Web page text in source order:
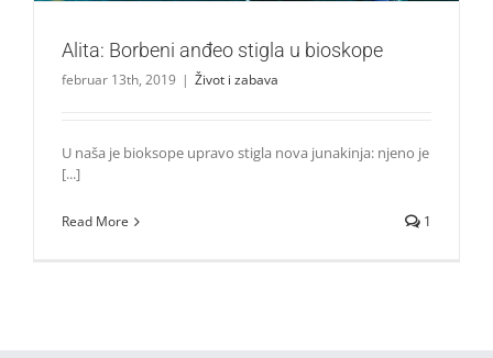
Alita: Borbeni anđeo stigla u bioskope
februar 13th, 2019 | Život i zabava
U naša je bioksope upravo stigla nova junakinja: njeno je
[...]
Read More 1